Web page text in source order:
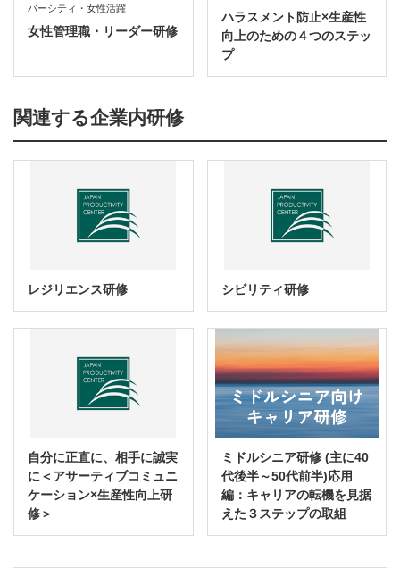
バーシティ・女性活躍
女性管理職・リーダー研修
ハラスメント防止×生産性
向上のための４つのステッ
プ
関連する企業内研修
レジリエンス研修 シビリティ研修
自分に正直に、相手に誠実
に＜アサーティブコミュニ
ケーション×生産性向上研
修＞
ミドルシニア研修 (主に40
代後半～50代前半)応用
編：キャリアの転機を見据
えた３ステップの取組